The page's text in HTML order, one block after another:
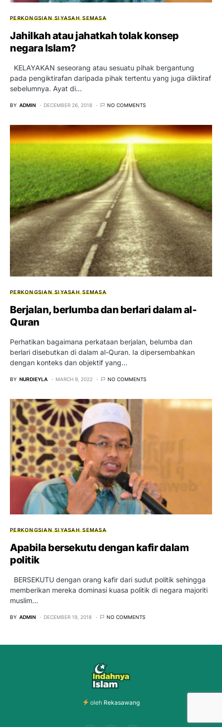
PERKONGSIAN SIYASAH SEMASA
Jahilkah atau jahatkah tolak konsep
negara Islam?
KELAYAKAN seseorang atau sesuatu pihak bergantung
pada pengiktirafan daripada pihak tertentu yang juga diiktiraf
sebelumnya. Ayat di…
BY ADMIN DECEMBER 26, 2018 NO COMMENTS
PERKONGSIAN SIYASAH SEMASA
Berjalan, berlumba dan berlari dalam al-
Quran
Perhatikan bagaimana perkataan berjalan, belumba dan
berlari disebutkan di dalam al-Quran. Ia dipersembahkan
dengan konteks dan objektif yang…
BY NURDIEYLA MARCH 9, 2022 NO COMMENTS
PERKONGSIAN SIYASAH SEMASA
Apabila bersekutu dengan kafir dalam
politik
BERSEKUTU dengan orang kafir dari sudut politik sehingga
memberikan mereka dominasi kuasa politik di negara majoriti
muslim…
BY ADMIN DECEMBER 19, 2018 NO COMMENTS
oleh Rekasawang